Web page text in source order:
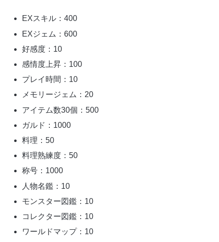
EXスキル：400
EXジェム：600
好感度：10
感情度上昇：100
プレイ時間：10
メモリージェム：20
アイテム数30個：500
ガルド：1000
料理：50
料理熟練度：50
称号：1000
人物名鑑：10
モンスター図鑑：10
コレクター図鑑：10
ワールドマップ：10